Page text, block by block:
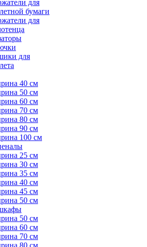
для
бумаги
для
для
40 см
50 см
60 см
70 см
80 см
90 см
100 см
25 см
30 см
35 см
40 см
45 см
50 см
50 см
60 см
70 см
80 см